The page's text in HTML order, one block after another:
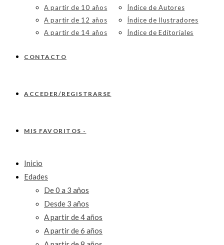
A partir de 10 años
A partir de 12 años
A partir de 14 años
Índice de Autores
Índice de Ilustradores
Índice de Editoriales
CONTACTO
ACCEDER/REGISTRARSE
MIS FAVORITOS -
Inicio
Edades
De 0 a 3 años
Desde 3 años
A partir de 4 años
A partir de 6 años